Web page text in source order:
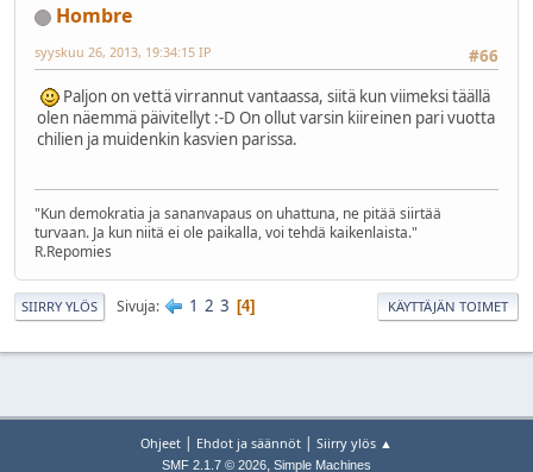
Hombre
#66
syyskuu 26, 2013, 19:34:15 IP
Paljon on vettä virrannut vantaassa, siitä kun viimeksi täällä
olen näemmä päivitellyt :-D On ollut varsin kiireinen pari vuotta
chilien ja muidenkin kasvien parissa.
"Kun demokratia ja sananvapaus on uhattuna, ne pitää siirtää
turvaan. Ja kun niitä ei ole paikalla, voi tehdä kaikenlaista."
R.Repomies
SIIRRY YLÖS Sivuja 1 2 3 4 KÄYTTÄJÄN TOIMET
Ohjeet | Ehdot ja säännöt | Siirry ylös ▲
SMF 2.1.7 © 2026, Simple Machines